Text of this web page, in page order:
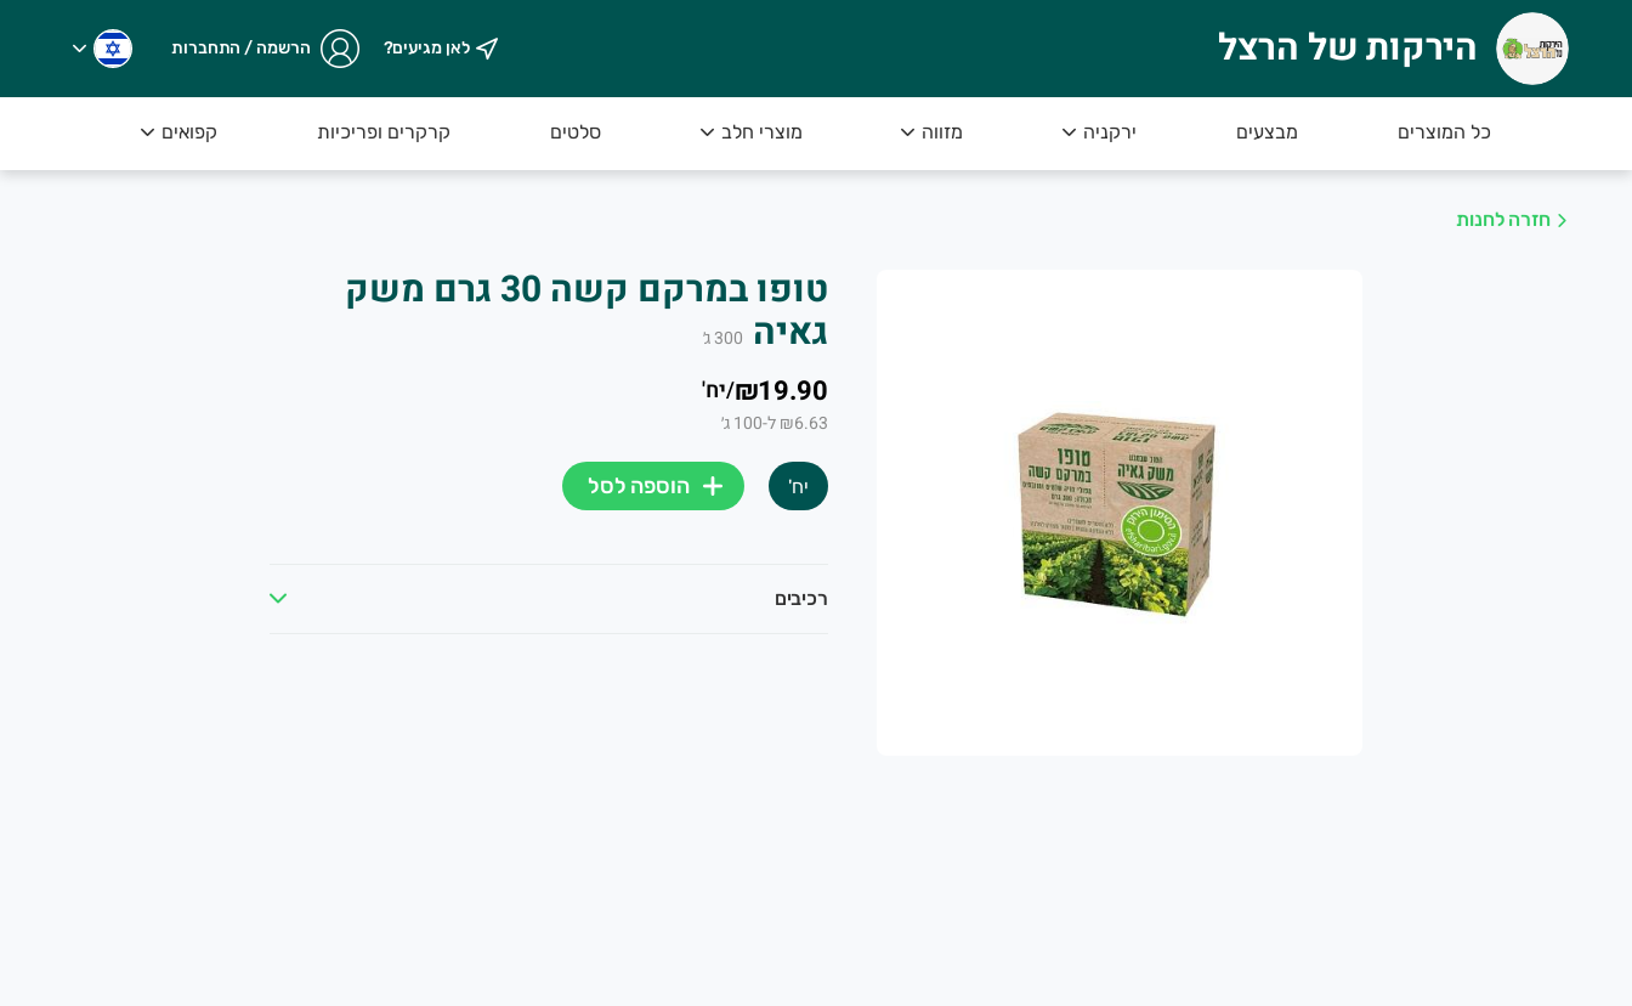
הירקות של הרצלהירקות של הרצל לאן מגיעים? הרשמה / התחברות
כל המוצרים מבצעים ירקניה מזווה מוצרי חלב סלטים קרקרים ופריכיות קפואים
חזרה לחנות
טופו במרקם קשה 30 גרם משק
גאיה 300ג׳
₪19.90
/יח'
₪6.63 ל-100 ג׳
יח' הוספה לסל
רכיבים